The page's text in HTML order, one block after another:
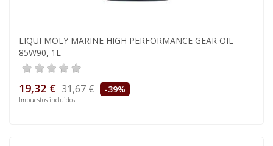
LIQUI MOLY MARINE HIGH PERFORMANCE GEAR OIL
85W90, 1L
19,32 € 31,67 € -39%
Impuestos incluidos